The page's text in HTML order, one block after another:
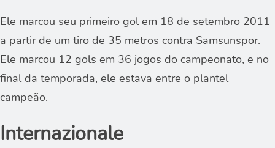
Ele marcou seu primeiro gol em 18 de setembro 2011
a partir de um tiro de 35 metros contra Samsunspor.
Ele marcou 12 gols em 36 jogos do campeonato, e no
final da temporada, ele estava entre o plantel
campeão.
Internazionale